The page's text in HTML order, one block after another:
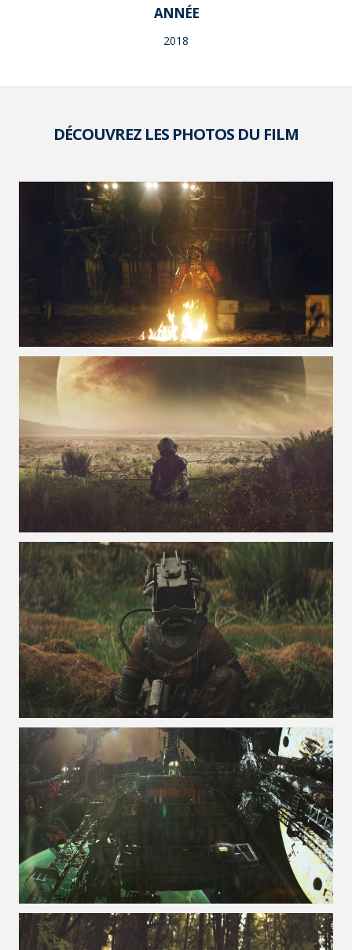
ANNÉE
2018
DÉCOUVREZ LES PHOTOS DU FILM
VOIR LA PHOTO EN GRAND FORMAT
VOIR LA PHOTO EN GRAND FORMAT
VOIR LA PHOTO EN GRAND FORMAT
VOIR LA PHOTO EN GRAND FORMAT